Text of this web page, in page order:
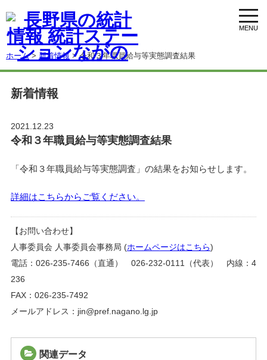
ホーム> 新着情報 > 令和３年職員給与等実態調査結果
新着情報
2021.12.23
令和３年職員給与等実態調査結果
「令和３年職員給与等実態調査」の結果をお知らせします。
詳細はこちらからご覧ください。
【お問い合わせ】
人事委員会 人事委員会事務局 (ホームページはこちら)
電話：026-235-7466（直通） 026-232-0111（代表） 内線：4
236
FAX：026-235-7492
メールアドレス：jin@pref.nagano.lg.jp
関連データ